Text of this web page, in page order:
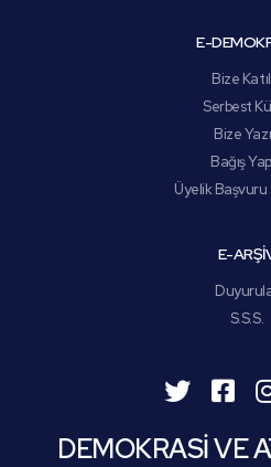
E-
Bize
Serbest
Bize
Bağış
Üyelik Başvuru
E-
S.S.S.
DEMOKRASİ VE